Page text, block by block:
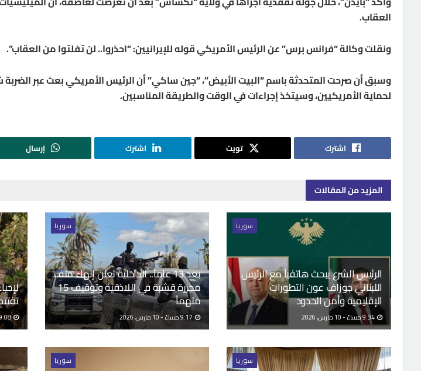
العقاب.
ونقلت وكالة “فرانس برس” عن الرئيس الأمريكي قوله للإيرانيين: “احذروا.. لن تفلتوا من العقاب”.
وسبق أن صرحت المتحدثة باسم “البيت الأبيض”، “جين ساكي” أن الرئيس الأمريكي بعث عبر
لحماية الأمريكيين، وسيتخذ إجراءات في الوقت والطريقة المناسبين.
اشترك تويت اشترك إرسال
المزيدمن المقالات
سوريا
الرئيس الشرع يبحث هاتفياً مع الرئيس
اللبناني جوزاف عون التطورات
الإقليمية وأمن الحدود
سوريا
بعد 13 عاماً.. الداخلية تعلن إنهاء ملف
مجزرة قشبة في اللاذقية وتوقيف 15
متهماً
9:17 مساءً - 10 مارس, 2026 9:08 مساءً - 10 مارس, 2026
سوريا سوريا